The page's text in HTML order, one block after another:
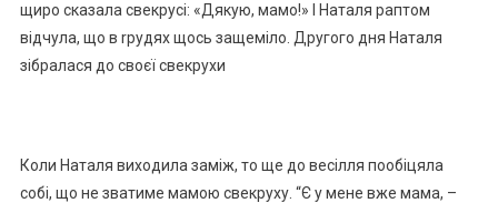
щиро сказала свекрусі: «Дякую, мамо!» І Наталя раптом
відчула, що в rрудях щось защеміло. Другого дня Наталя
зібралася до своєї свекрухи
Коли Наталя виходила заміж, то ще до весілля пообіцяла
собі, що не зватиме мамою свекруху. “Є у мене вже мама, –